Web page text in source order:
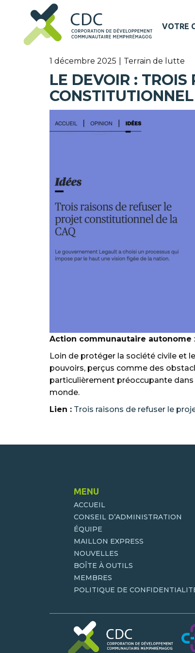
VOTRE
1 décembre 2025 Terrain de lutte
LE DEVOIR : TROIS
Action communautaire autonome :
Loin de protéger la société civile et
pouvoirs, perçus comme des
particulièrement préoccupante
monde.
Lien : Trois raisons de refuser le
MENU
ACCUEIL
CONSEIL D’ADMINISTRATION
ÉQUIPE
MAILLON EXPRESS
NOUVELLES
BOÎTE À OUTILS
MEMBRES
POLITIQUE DE